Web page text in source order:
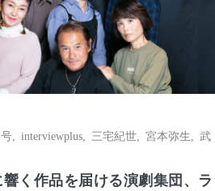
interviewplus 三宅紀世 宮本弥生
武
く作品を届ける演劇集団、ラ